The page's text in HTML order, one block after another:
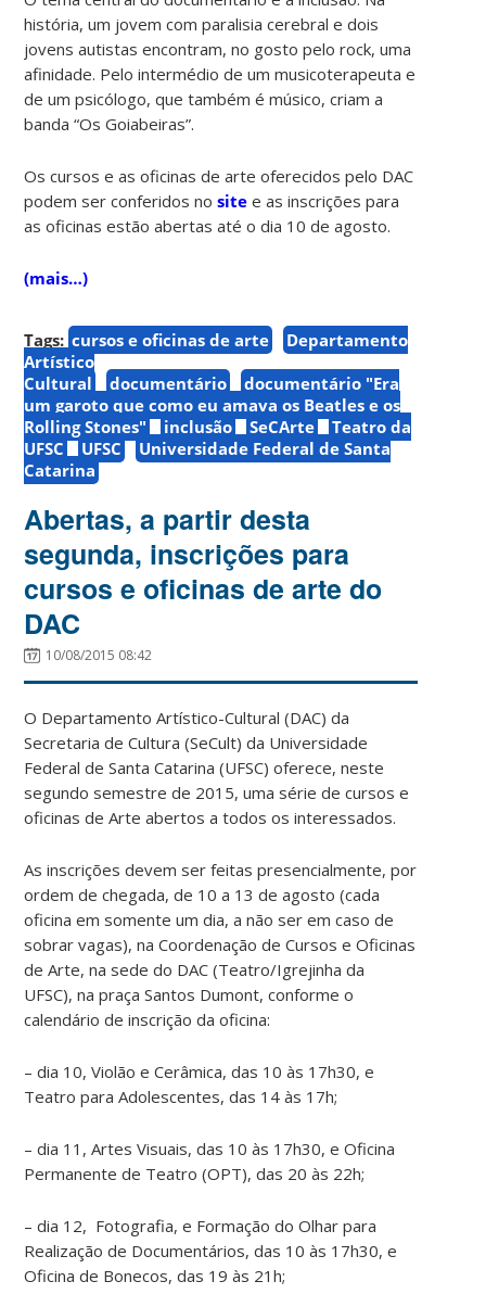
história, um jovem com paralisia cerebral e dois
jovens autistas encontram, no gosto pelo rock, uma
afinidade. Pelo intermédio de um musicoterapeuta e
de um psicólogo, que também é músico, criam a
banda “Os Goiabeiras”.
Os cursos e as oficinas de arte oferecidos pelo DAC
podem ser conferidos nosite e as inscrições para
as oficinas estão abertas até o dia 10 de agosto.
(mais…)
Tags: cursos e oficinas de arte
Departamento
Artístico
Cultural
documentário
documentário "Era
um garoto que como eu amava os Beatles e os
Rolling Stones"
inclusão SeCArte
Teatro da
UFSC
UFSC
Universidade Federal de Santa
Catarina
Abertas, a partir desta
segunda, inscrições para
cursos e oficinas de arte do
DAC
10/08/2015 08:42
O Departamento Artístico-Cultural (DAC) da
Secretaria de Cultura (SeCult) da Universidade
Federal de Santa Catarina (UFSC) oferece, neste
segundo semestre de 2015, uma série de cursos e
oficinas de Arte abertos a todos os interessados.
As inscrições devem ser feitas presencialmente, por
ordem de chegada, de 10 a 13 de agosto (cada
oficina em somente um dia, a não ser em caso de
sobrar vagas), na Coordenação de Cursos e Oficinas
de Arte, na sede do DAC (Teatro/Igrejinha da
UFSC), na praça Santos Dumont, conforme o
calendário de inscrição da oficina:
– dia 10, Violão e Cerâmica, das 10 às 17h30, e
Teatro para Adolescentes, das 14 às 17h;
– dia 11, Artes Visuais, das 10 às 17h30, e Oficina
Permanente de Teatro (OPT), das 20 às 22h;
– dia 12, Fotografia, e Formação do Olhar para
Realização de Documentários, das 10 às 17h30, e
Oficina de Bonecos, das 19 às 21h;